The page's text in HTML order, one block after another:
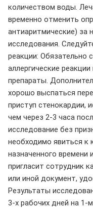
количеством воды.
временно отменить
антиаритмические) за
исследования.
реакции: Обязательно
аллергические
препараты.
хорошо выспаться
приступ стенокардии,
чем через 2-3 часа
исследование без
необходимо явиться к
назначенного
пригласит сотрудник
или иной документ,
Результаты
3-х рабочих дней на 1-